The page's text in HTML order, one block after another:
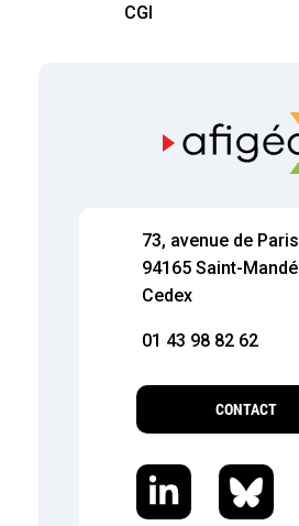
CGI
73, avenue de Paris
94165 Saint-Mandé
Cedex
01 43 98 82 62
CONTACT